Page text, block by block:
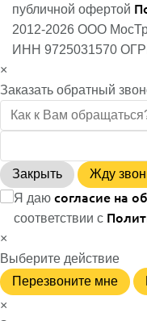
публичной офертой
2012-2026 ООО
ИНН 9725031570
×
Заказать обратный
Закрыть
Жду
Я даю согласие на
соответствии с
×
Выберите действие
Перезвоните мне
×